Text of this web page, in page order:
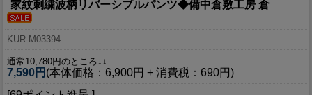
家紋刺繍波柄リバーシブルパンツ◆備中倉敷工房 倉
KUR-M03394
通常10,780円のところ↓↓
7,590円 (本体価格：6,900円 + 消費税：690円)